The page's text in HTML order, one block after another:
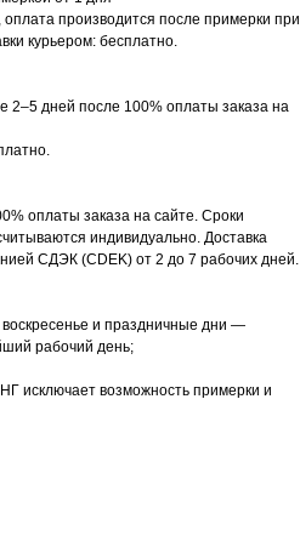
производится после примерки при
курьером: бесплатно.
2–5 дней после 100% оплаты заказа на
оплаты заказа на сайте. Сроки
индивидуально. Доставка
СДЭК (CDEK) от 2 до 7 рабочих дней.
и праздничные дни —
рабочий день;
исключает возможность примерки и